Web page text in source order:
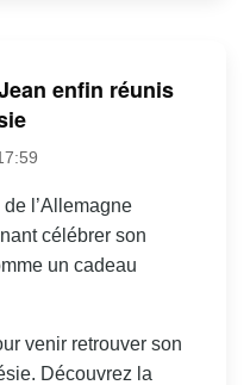
enfin réunis
l’Allemagne
célébrer son
un cadeau
venir retrouver son
Découvrez la